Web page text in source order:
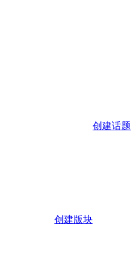
创建话题
创建版块